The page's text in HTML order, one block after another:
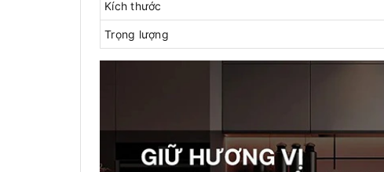
Kích thước
Trọng lượng